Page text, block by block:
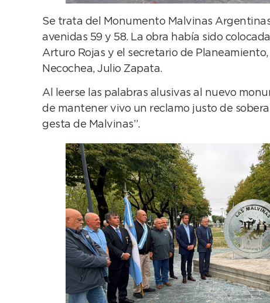
Se trata del Monumento Malvinas
avenidas 59 y 58. La obra había sido
Arturo Rojas y el secretario de
Necochea, Julio Zapata.
Al leerse las palabras alusivas al nuevo
de mantener vivo un reclamo justo de
gesta de Malvinas”.